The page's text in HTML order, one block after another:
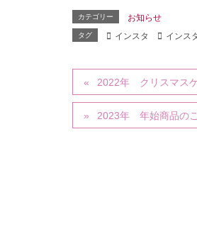
カテゴリー お知らせ
タグ インスタ インス
2022年 クリスマス
2023年 年始商品の